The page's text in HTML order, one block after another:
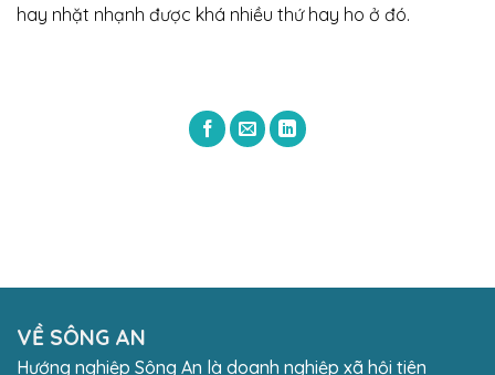
hay nhặt nhạnh được khá nhiều thứ hay ho ở đó.
VỀ SÔNG AN
Hướng nghiệp Sông An là doanh nghiệp xã hội tiên